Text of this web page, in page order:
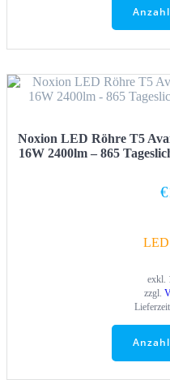
Noxion LED Röhre T5
16W 2400lm – 865
€
LED
exkl.
zzgl.